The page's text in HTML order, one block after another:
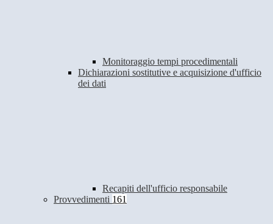
Monitoraggio tempi procedimentali
Dichiarazioni sostitutive e acquisizione d'ufficio
dei dati
Recapiti dell'ufficio responsabile
Provvedimenti 161